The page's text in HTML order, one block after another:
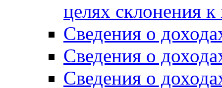
целях склонения
Сведения о
Сведения о
Сведения о